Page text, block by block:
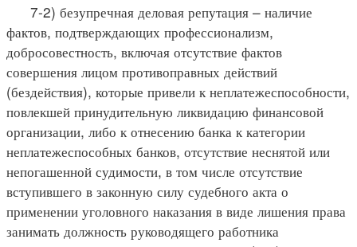
7-2) безупречная деловая репутация – наличие
фактов, подтверждающих профессионализм,
добросовестность, включая отсутствие фактов
совершения лицом противоправных действий
(бездействия), которые привели к неплатежеспособности,
повлекшей принудительную ликвидацию финансовой
организации, либо к отнесению банка к категории
неплатежеспособных банков, отсутствие неснятой или
непогашенной судимости, в том числе отсутствие
вступившего в законную силу судебного акта о
применении уголовного наказания в виде лишения права
занимать должность руководящего работника